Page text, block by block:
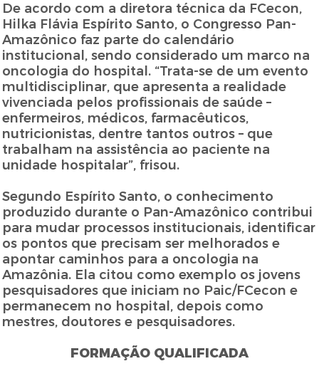
De acordo com a diretora técnica da FCecon,
Hilka Flávia Espírito Santo, o Congresso Pan-
Amazônico faz parte do calendário
institucional, sendo considerado um marco na
oncologia do hospital. “Trata-se de um evento
multidisciplinar, que apresenta a realidade
vivenciada pelos profissionais de saúde –
enfermeiros, médicos, farmacêuticos,
nutricionistas, dentre tantos outros – que
trabalham na assistência ao paciente na
unidade hospitalar”, frisou.
Segundo Espírito Santo, o conhecimento
produzido durante o Pan-Amazônico contribui
para mudar processos institucionais, identificar
os pontos que precisam ser melhorados e
apontar caminhos para a oncologia na
Amazônia. Ela citou como exemplo os jovens
pesquisadores que iniciam no Paic/FCecon e
permanecem no hospital, depois como
mestres, doutores e pesquisadores.
FORMAÇÃO QUALIFICADA